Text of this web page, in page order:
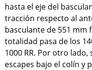
hasta el eje del
tracción respecto al
basculante de 551 mm
totalidad pasa de los
1000 RR. Por otro
escapes bajo el colín y